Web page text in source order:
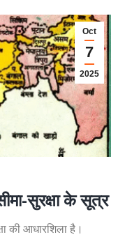
Oct
7
2025
सुरक्षा के सूत्र
की आधारशिला है।